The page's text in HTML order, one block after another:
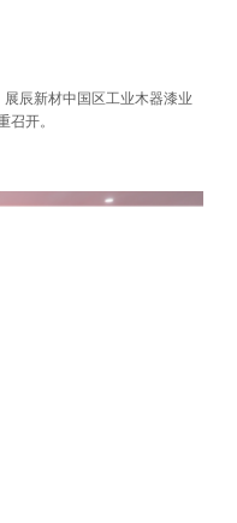
辰新材中国区工业木器漆业
召开。